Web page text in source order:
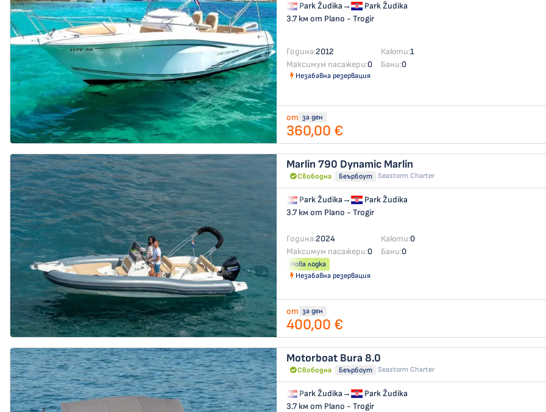
Park Žudika→
Park Žudika
3.7 км от Plano - Trogir
Година:2012 Каюти:1
Максимум пасажери:0 Бани:0
Незабавна резервация
от за ден
360,00 €
Marlin 790 Dynamic Marlin
Свободна Беърбоут Seastorm Charter
Park Žudika→
Park Žudika
3.7 км от Plano - Trogir
Година:2024 Каюти:0
Максимум пасажери:0 Бани:0
Нова лодка
Незабавна резервация
от за ден
400,00 €
Motorboat Bura 8.0
Свободна Беърбоут Seastorm Charter
Park Žudika→
Park Žudika
3.7 км от Plano - Trogir